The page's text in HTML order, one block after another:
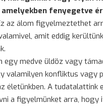
fenyegetve
az álom figyelmeztethet
amit eddig
egy medve üldöz vagy
valamilyen konfliktus vagy
életünkben. A tudatalattink
a figyelmünket arra, hogy